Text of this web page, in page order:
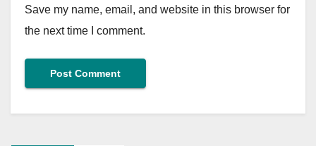
Save my name, email, and website in this browser for
the next time I comment.